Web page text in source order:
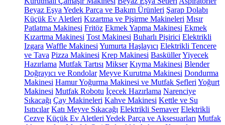
Beyaz Eşya Yedek Parça ve Bakım Ürünleri Şarap Dolabı
Küçük Ev Aletleri Kızartma ve Pişirme Makineleri Mısır
Patlatma Makinesi Fritöz Ekmek Yapma Makinesi Ekmek
Kızartma Makinesi Tost Makinesi Buharlı Pişirici Elektrikli
Izgara Waffle Makinesi Yumurta Haşlayıcı Elektrikli Tencere
ve Tava Pizza Makinesi Krep Makinesi BasküllerYiyecek
Hazırlama Mutfak Tartısı Mikser Kıyma Makinesi Blender
Doğrayıcı ve Rondolar Meyve Kurutma Makinesi Dondurma
Makinesi Hamur Yoğurma Makinesi ve Mutfak Şefleri Yoğurt
Makinesi Mutfak Robotu İçecek Hazırlama Narenciye
Sıkacağı Çay Makineleri Kahve Makinesi Kettle ve Su
Isıtıcılar Katı Meyve Sıkacağı Elektrikli Semaver Elektrikli
Cezve Küçük Ev Aletleri Yedek Parça ve Aksesuarları Mutfak